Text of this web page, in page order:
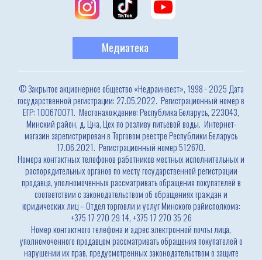
Медиатека
© Закрытое акционерное общество «Недраинвест», 1998 - 2025 Дата
государственной регистрации: 27.05.2022. Регистрационный номер в
ЕГР: 100670071. Местонахождение: Республика Беларусь, 223043,
Минский район, д. Цна, Цех по розливу питьевой воды. Интернет-
магазин зарегистрирован в Торговом реестре Республики Беларусь
17.06.2021. Регистрационный номер 512670.
Номера контактных телефонов работников местных исполнительных и
распорядительных органов по месту государственной регистрации
продавца, уполномоченных рассматривать обращения покупателей в
соответствии с законодательством об обращениях граждан и
юридических лиц – Отдел торговли и услуг Минского райисполкома:
+375 17 270 29 14, +375 17 270 35 26
Номер контактного телефона и адрес электронной почты лица,
уполномоченного продавцом рассматривать обращения покупателей о
нарушении их прав, предусмотренных законодательством о защите